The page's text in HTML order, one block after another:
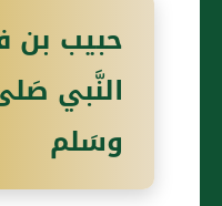
حبيب بن
النَّبي
وسَلم